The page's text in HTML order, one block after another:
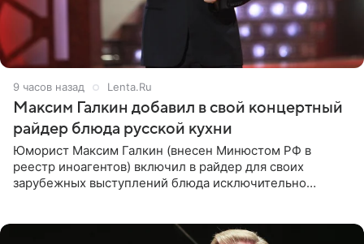
9 часов назад Lenta.Ru
Максим Галкин добавил в свой концертный
райдер блюда русской кухни
Юморист Максим Галкин (внесен Минюстом РФ в
реестр иноагентов) включил в райдер для своих
зарубежных выступлений блюда исключительно